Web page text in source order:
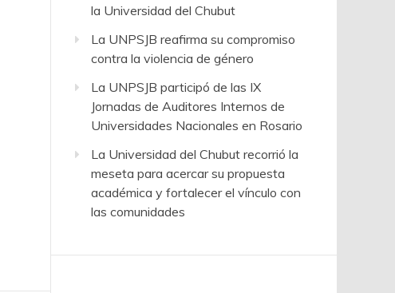
la Universidad del Chubut
La UNPSJB reafirma su compromiso
contra la violencia de género
La UNPSJB participó de las IX
Jornadas de Auditores Internos de
Universidades Nacionales en Rosario
La Universidad del Chubut recorrió la
meseta para acercar su propuesta
académica y fortalecer el vínculo con
las comunidades